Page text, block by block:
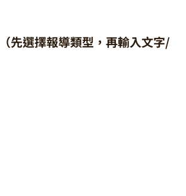
先選擇報導類型，再輸入文字/